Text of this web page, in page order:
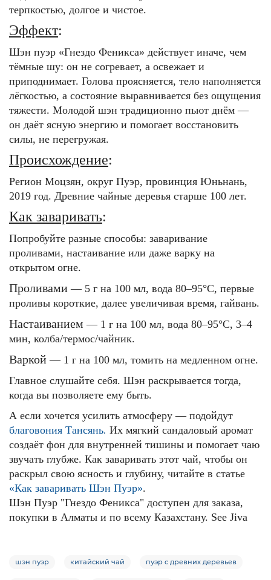
терпкостью, долгое и чистое.
Эффект:
Шэн пуэр «Гнездо Феникса» действует иначе, чем
тёмные шу: он не согревает, а освежает и
приподнимает. Голова проясняется, тело наполняется
лёгкостью, а состояние выравнивается без ощущения
тяжести. Молодой шэн традиционно пьют днём —
он даёт ясную энергию и помогает восстановить
силы, не перегружая.
Происхождение:
Регион Моцзян, округ Пуэр, провинция Юньнань,
2019 год. Древние чайные деревья старше 100 лет.
Как заваривать:
Попробуйте разные способы: заваривание
проливами, настаивание или даже варку на
открытом огне.
Проливами — 5 г на 100 мл, вода 80–95°C, первые
проливы короткие, далее увеличивая время, гайвань.
Настаиванием — 1 г на 100 мл, вода 80–95°C, 3–4
мин, колба/термос/чайник.
Варкой — 1 г на 100 мл, томить на медленном огне.
Главное слушайте себя. Шэн раскрывается тогда,
когда вы позволяете ему быть.
А если хочется усилить атмосферу — подойдут
благовония Тансянь. Их мягкий сандаловый аромат
создаёт фон для внутренней тишины и помогает чаю
звучать глубже. Как заваривать этот чай, чтобы он
раскрыл свою ясность и глубину, читайте в статье
«Как заваривать Шэн Пуэр».
Шэн Пуэр "Гнездо Феникса" доступен для заказа,
покупки в Алматы и по всему Казахстану. See Jiva
шэн пуэр китайский чай пуэр с древних деревьев